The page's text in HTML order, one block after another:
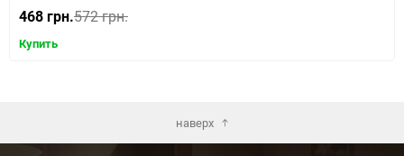
468 грн.572 грн.
Купить
наверх